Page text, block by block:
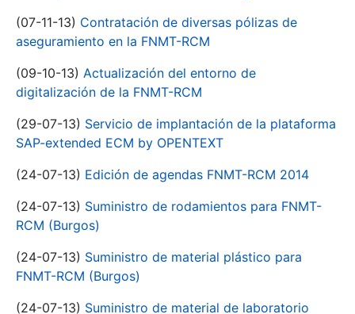
(07-11-13) Contratación de diversas pólizas de
aseguramiento en la FNMT-RCM
(09-10-13) Actualización del entorno de
digitalización de la FNMT-RCM
(29-07-13) Servicio de implantación de la plataforma
SAP-extended ECM by OPENTEXT
(24-07-13) Edición de agendas FNMT-RCM 2014
(24-07-13) Suministro de rodamientos para FNMT-
RCM (Burgos)
(24-07-13) Suministro de material plástico para
FNMT-RCM (Burgos)
(24-07-13) Suministro de material de laboratorio